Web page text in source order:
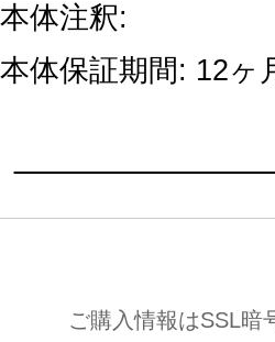
本体注釈:
本体保証期間: 12ヶ
ご購入情報はSSL暗